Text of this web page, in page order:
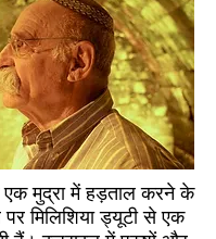
एक मुद्रा में हड़ताल करने के
पर मिलिशिया ड्यूटी से एक